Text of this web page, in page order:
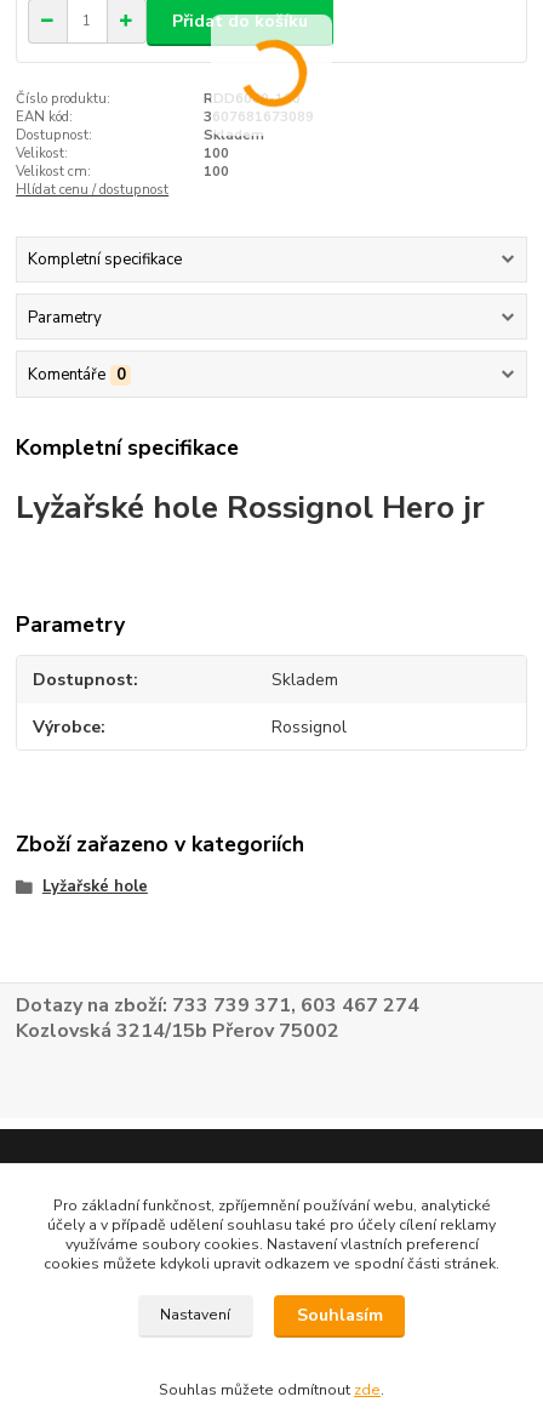
Přidat do košíku
Číslo produktu:
RDD6060-100
EAN kód:
3607681673089
Dostupnost:
Skladem
Velikost:
100
Velikost cm:
100
Hlídat cenu / dostupnost
Kompletní specifikace
Parametry
Komentáře 0
Kompletní specifikace
Lyžařské hole Rossignol Hero jr
Parametry
Dostupnost Skladem
Výrobce Rossignol
Zboží zařazeno v kategoriích
Lyžařské hole
Dotazy na zboží: 733 739 371, 603 467 274
Kozlovská 3214/15b Přerov 75002
Pro základní funkčnost, zpříjemnění používání webu, analytické
účely a v případě udělení souhlasu také pro účely cílení reklamy
využíváme soubory cookies. Nastavení vlastních preferencí
cookies můžete kdykoli upravit odkazem ve spodní části stránek.
Nastavení Souhlasím
Souhlas můžete odmítnout zde.